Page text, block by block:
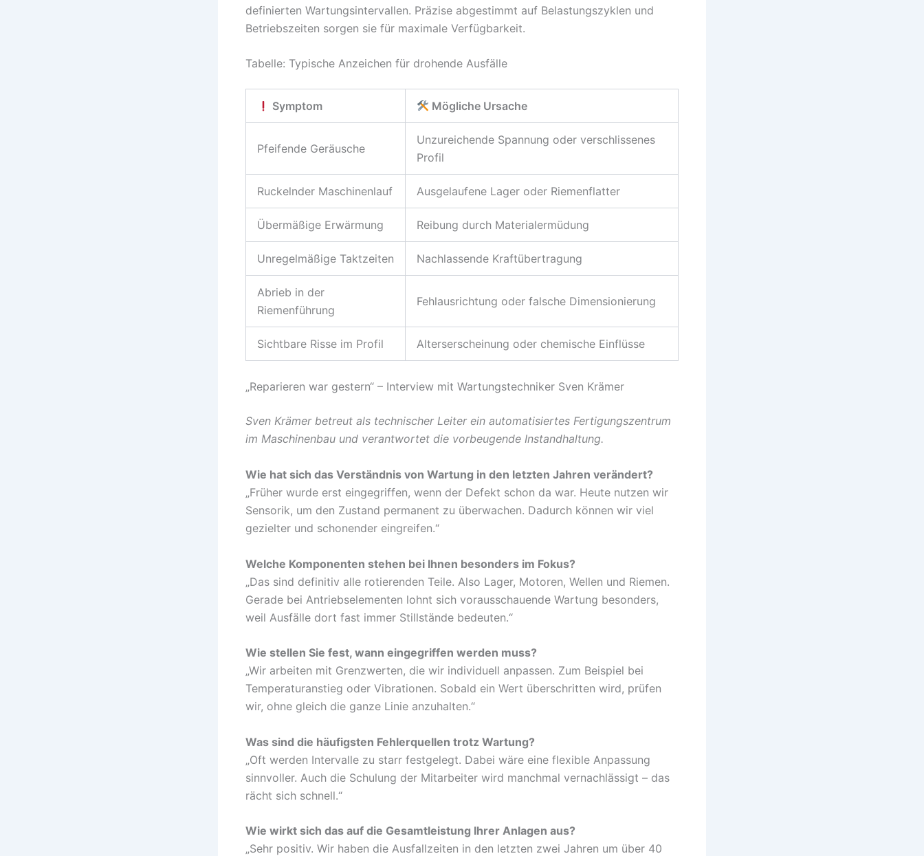
definierten Wartungsintervallen. Präzise abgestimmt auf Belastungszyklen und
Betriebszeiten sorgen sie für maximale Verfügbarkeit.
Tabelle: Typische Anzeichen für drohende Ausfälle
Symptom Mögliche Ursache
Pfeifende Geräusche
Unzureichende Spannung oder verschlissenes
Profil
Ruckelnder Maschinenlauf Ausgelaufene Lager oder Riemenflatter
Übermäßige Erwärmung Reibung durch Materialermüdung
Unregelmäßige Taktzeiten Nachlassende Kraftübertragung
Abrieb in der
Riemenführung
Fehlausrichtung oder falsche Dimensionierung
Sichtbare Risse im Profil Alterserscheinung oder chemische Einflüsse
„Reparieren war gestern“ – Interview mit Wartungstechniker Sven Krämer
Sven Krämer betreut als technischer Leiter ein automatisiertes Fertigungszentrum
im Maschinenbau und verantwortet die vorbeugende Instandhaltung.
Wie hat sich das Verständnis von Wartung in den letzten Jahren verändert?
„Früher wurde erst eingegriffen, wenn der Defekt schon da war. Heute nutzen wir
Sensorik, um den Zustand permanent zu überwachen. Dadurch können wir viel
gezielter und schonender eingreifen.“
Welche Komponenten stehen bei Ihnen besonders im Fokus?
„Das sind definitiv alle rotierenden Teile. Also Lager, Motoren, Wellen und Riemen.
Gerade bei Antriebselementen lohnt sich vorausschauende Wartung besonders,
weil Ausfälle dort fast immer Stillstände bedeuten.“
Wie stellen Sie fest, wann eingegriffen werden muss?
„Wir arbeiten mit Grenzwerten, die wir individuell anpassen. Zum Beispiel bei
Temperaturanstieg oder Vibrationen. Sobald ein Wert überschritten wird, prüfen
wir, ohne gleich die ganze Linie anzuhalten.“
Was sind die häufigsten Fehlerquellen trotz Wartung?
„Oft werden Intervalle zu starr festgelegt. Dabei wäre eine flexible Anpassung
sinnvoller. Auch die Schulung der Mitarbeiter wird manchmal vernachlässigt – das
rächt sich schnell.“
Wie wirkt sich das auf die Gesamtleistung Ihrer Anlagen aus?
„Sehr positiv. Wir haben die Ausfallzeiten in den letzten zwei Jahren um über 40